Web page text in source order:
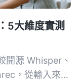
5大維度實測
開源 Whisper、
，從輸入來